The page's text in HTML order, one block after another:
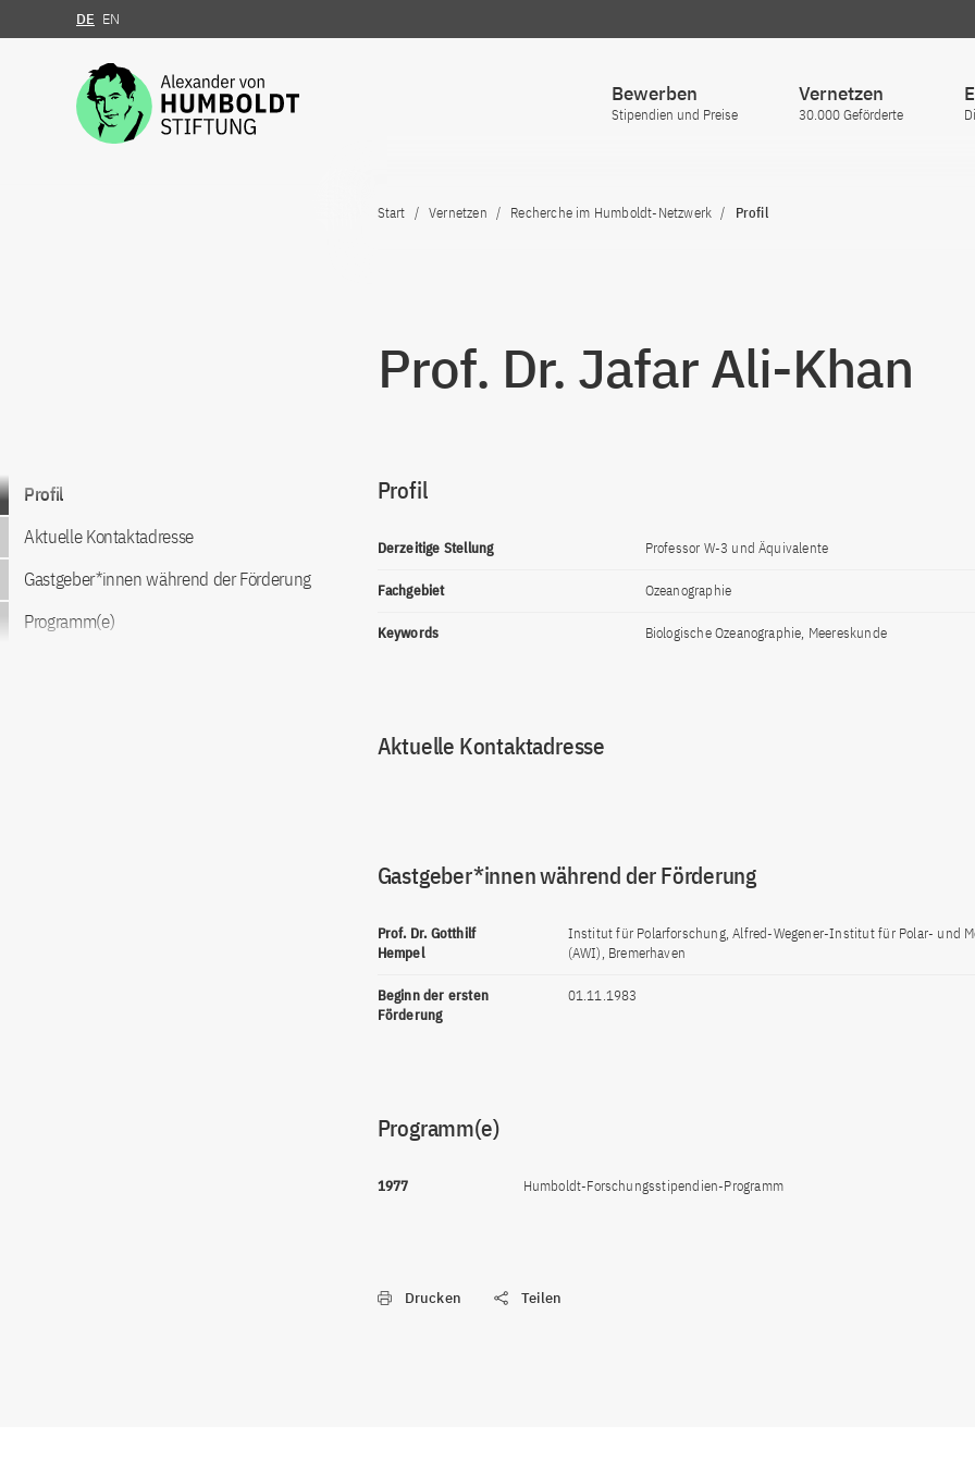
Zum Inhalt springen
DE EN
Bewerben
Stipendien und Preise
Vernetzen
30.000 Geförderte
Start Vernetzen Recherche im Humboldt-Netzwerk Profil
Prof. Dr. Jafar Ali-Khan
Zum Inhalt springen
Profil
Aktuelle Kontaktadresse
Gastgeber*innen während der Förderung
Programm(e)
Profil
Derzeitige Stellung Professor W-3 und Äquivalente
Fachgebiet Ozeanographie
Keywords Biologische Ozeanographie, Meereskunde
Aktuelle Kontaktadresse
Gastgeber*innen während der Förderung
Prof. Dr. Gotthilf
Hempel
Institut für Polarforschung, Alfred-Wegener-Institut für Polar- und
(AWI), Bremerhaven
Beginn der ersten
Förderung
01.11.1983
Programm(e)
1977 Humboldt-Forschungsstipendien-Programm
Drucken Teilen